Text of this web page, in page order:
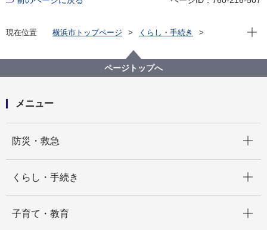
現在位置 横浜市トップページ
くらし・手続き
神奈川区デジタルライブラリー
（４）中央南部エリア
比較写真 三ツ沢第一歩道橋から見た三ツ沢公園
現在
ページトップへ
メニュー
防災・救急
くらし・手続き
子育て・教育